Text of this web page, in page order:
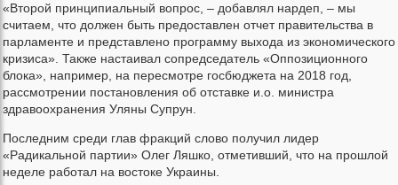
«Второй принципиальный вопрос, – добавлял нардеп, – мы
считаем, что должен быть предоставлен отчет правительства в
парламенте и представлено программу выхода из экономического
кризиса». Также настаивал сопредседатель «Оппозиционного
блока», например, на пересмотре госбюджета на 2018 год,
рассмотрении постановления об отставке и.о. министра
здравоохранения Уляны Супрун.
Последним среди глав фракций слово получил лидер
«Радикальной партии» Олег Ляшко, отметивший, что на прошлой
неделе работал на востоке Украины.